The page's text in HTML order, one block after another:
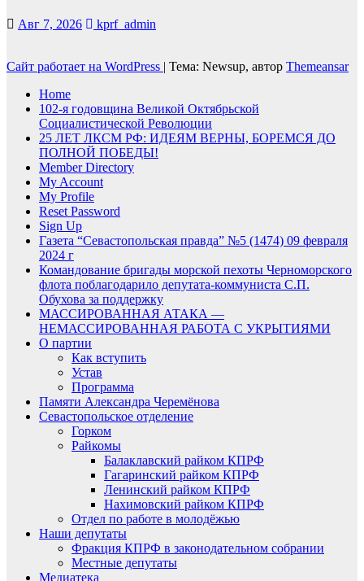
Авг 7, 2026 kprf_admin
Сайт работает на WordPress | Тема: Newsup, автор Themeansar
Home
102-я годовщина Великой Октябрьской
Социалистической Революции
25 ЛЕТ ЛКСМ РФ: ИДЕЯМ ВЕРНЫ, БОРЕМСЯ ДО
ПОЛНОЙ ПОБЕДЫ!
Member Directory
My Account
My Profile
Reset Password
Sign Up
Газета “Севастопольская правда” №5 (1474) 09 февраля
2024 г
Командование бригады морской пехоты Черноморского
флота поблагодарило депутата-коммуниста С.П.
Обухова за поддержку
МАССИРОВАННАЯ АТАКА —
НЕМАССИРОВАННАЯ РАБОТА С УКРЫТИЯМИ
О партии
Как вступить
Устав
Программа
Памяти Александра Черемёнова
Севастопольское отделение
Горком
Райкомы
Балаклавский райком КПРФ
Гагаринский райком КПРФ
Ленинский райком КПРФ
Нахимовский райком КПРФ
Отдел по работе в молодёжью
Наши депутаты
Фракция КПРФ в законодательном собрании
Местные депутаты
Медиатека